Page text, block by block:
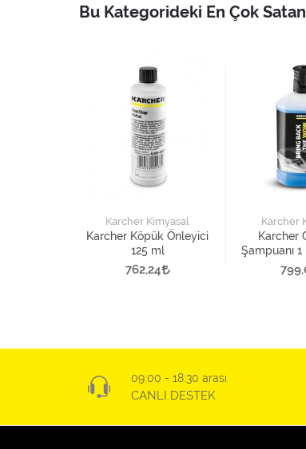
Bu Kategorideki En Çok
Karcher Kimyasal
Karcher Köpük Önleyici
125 ml
762,24
Karcher
Karcher
Şampuanı
09:00 - 18:30 arası
CANLI DESTEK